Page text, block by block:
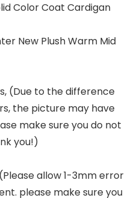
Color Coat Cardigan
New Plush Warm Mid
(Due to the difference
the picture may have
make sure you do not
you!)
allow 1-3mm error
please make sure you